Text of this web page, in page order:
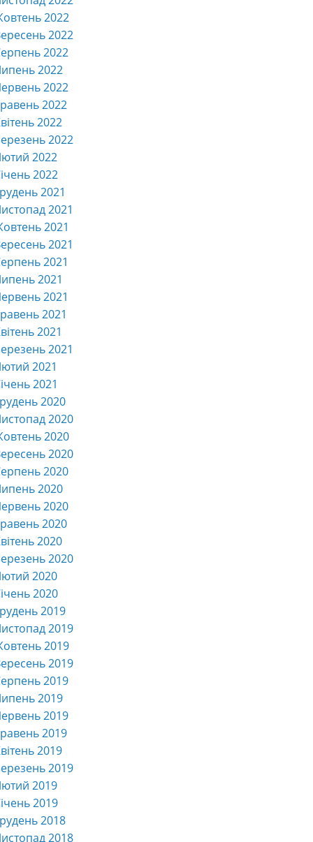
2022
2022
2022
2022
2022
2022
2022
2022
2022
2022
2021
2021
2021
2021
2021
2021
2021
2021
2021
2021
2021
2021
2020
2020
2020
2020
2020
2020
2020
2020
2020
2020
2020
2020
2019
2019
2019
2019
2019
2019
2019
2019
2019
2019
2019
2019
2018
2018